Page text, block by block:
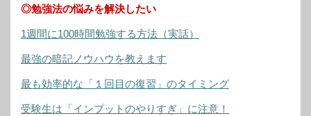
◎勉強法の悩みを解決したい
1週間に100時間勉強する方法（実話）
最強の暗記ノウハウを教えます
最も効率的な「１回目の復習」のタイミング
受験生は「インプットのやりすぎ」に注意！